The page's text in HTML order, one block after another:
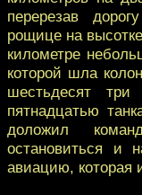
перерезав
рощице на
километре
которой шла
шестьдесят
пятнадцатью
доложил
остановиться и
авиацию, которая